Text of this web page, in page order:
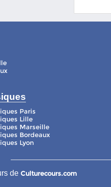
Paris
Lille
Marseille
Bordeaux
Lyon
de Culturecours.com